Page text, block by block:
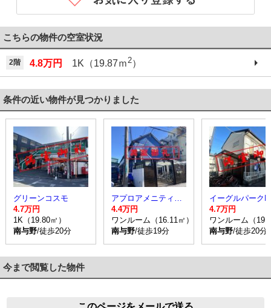
こちらの物件の空室状況
2階 4.8万円 1K（19.87ｍ 2）
条件の近い物件が見つかりました
グリーンコスモ
4.7万円
1K（19.80㎡）
南与野/徒歩20分
4.4万円
ワンルーム（16.11㎡）
南与野/徒歩19分
イーグルパークB
4.7万円
ワンルーム（
南与野/徒歩20分
今まで閲覧した物件